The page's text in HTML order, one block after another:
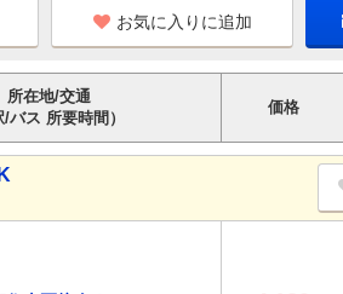
お気に入りに追加
所在地/交通
/バス 所要時間）
価格